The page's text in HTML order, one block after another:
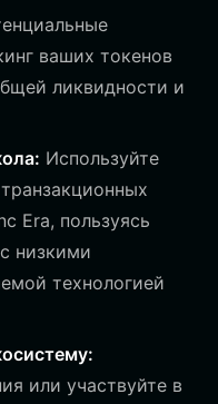
ваших токенов
ликвидности и
Используйте
Era, пользуясь
низкими
технологией
или участвуйте в